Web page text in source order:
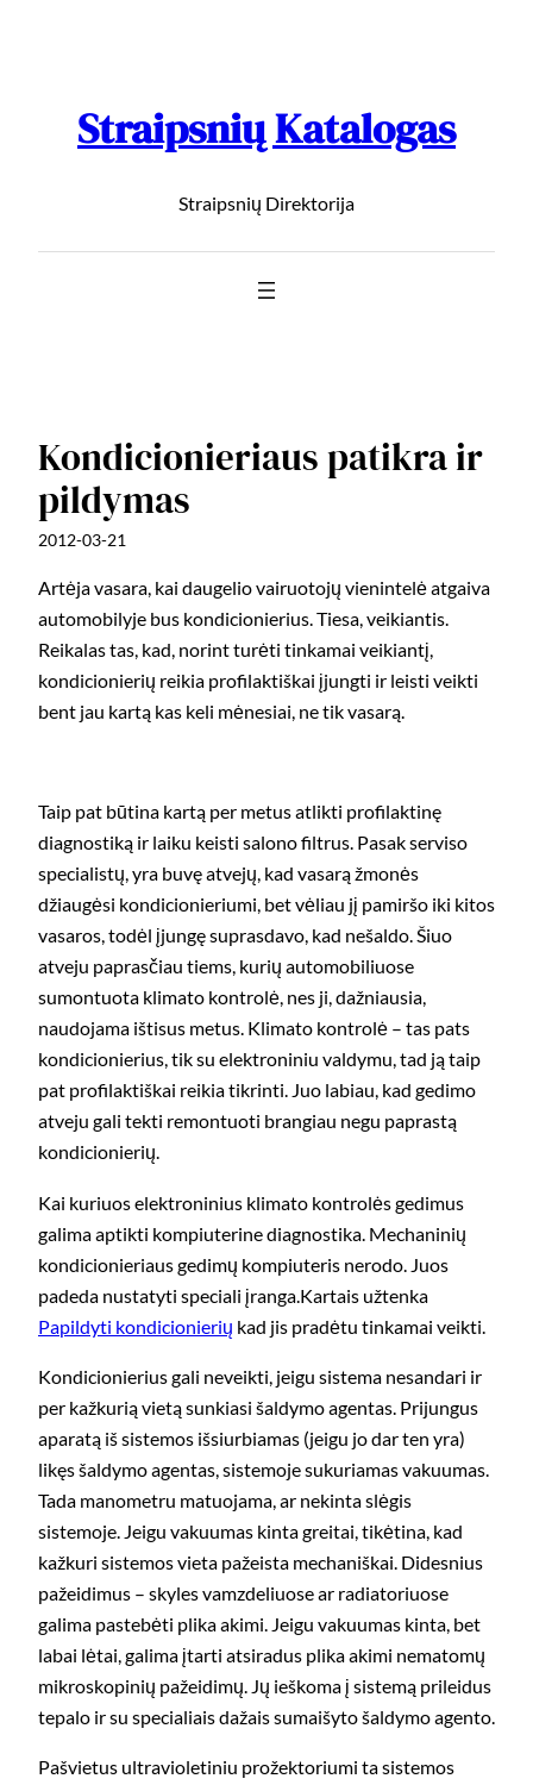
Straipsnių Katalogas
Straipsnių Direktorija
Kondicionieriaus patikra ir
pildymas
2012-03-21
Artėja vasara, kai daugelio vairuotojų vienintelė atgaiva
automobilyje bus kondicionierius. Tiesa, veikiantis.
Reikalas tas, kad, norint turėti tinkamai veikiantį,
kondicionierių reikia profilaktiškai įjungti ir leisti veikti
bent jau kartą kas keli mėnesiai, ne tik vasarą.
Taip pat būtina kartą per metus atlikti profilaktinę
diagnostiką ir laiku keisti salono filtrus. Pasak serviso
specialistų, yra buvę atvejų, kad vasarą žmonės
džiaugėsi kondicionieriumi, bet vėliau jį pamiršo iki kitos
vasaros, todėl įjungę suprasdavo, kad nešaldo. Šiuo
atveju paprasčiau tiems, kurių automobiliuose
sumontuota klimato kontrolė, nes ji, dažniausia,
naudojama ištisus metus. Klimato kontrolė – tas pats
kondicionierius, tik su elektroniniu valdymu, tad ją taip
pat profilaktiškai reikia tikrinti. Juo labiau, kad gedimo
atveju gali tekti remontuoti brangiau negu paprastą
kondicionierių.
Kai kuriuos elektroninius klimato kontrolės gedimus
galima aptikti kompiuterine diagnostika. Mechaninių
kondicionieriaus gedimų kompiuteris nerodo. Juos
padeda nustatyti speciali įranga.Kartais užtenka
Papildyti kondicionierių kad jis pradėtu tinkamai veikti.
Kondicionierius gali neveikti, jeigu sistema nesandari ir
per kažkurią vietą sunkiasi šaldymo agentas. Prijungus
aparatą iš sistemos išsiurbiamas (jeigu jo dar ten yra)
likęs šaldymo agentas, sistemoje sukuriamas vakuumas.
Tada manometru matuojama, ar nekinta slėgis
sistemoje. Jeigu vakuumas kinta greitai, tikėtina, kad
kažkuri sistemos vieta pažeista mechaniškai. Didesnius
pažeidimus – skyles vamzdeliuose ar radiatoriuose
galima pastebėti plika akimi. Jeigu vakuumas kinta, bet
labai lėtai, galima įtarti atsiradus plika akimi nematomų
mikroskopinių pažeidimų. Jų ieškoma į sistemą prileidus
tepalo ir su specialiais dažais sumaišyto šaldymo agento.
Pašvietus ultravioletiniu prožektoriumi ta sistemos